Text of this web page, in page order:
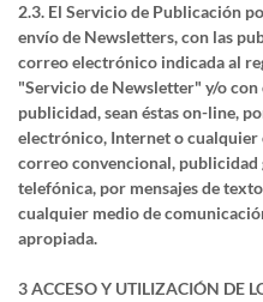
2.3. El Servicio de Publicación
envío de Newsletters, con las
correo electrónico indicada al
"Servicio de Newsletter" y/o
publicidad, sean éstas on-line,
electrónico, Internet o
correo convencional, publicidad
telefónica, por mensajes de
cualquier medio de
apropiada.
3 ACCESO Y UTILIZACIÓN DE